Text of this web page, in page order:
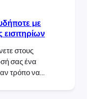
με
στους
σας ένα
τρόπο να